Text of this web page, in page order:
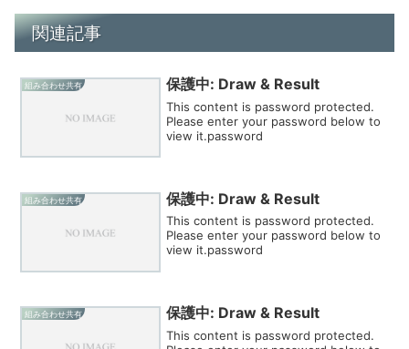
関連記事
組み合わせ共有 保護中: Draw & Result
This content is password protected.
Please enter your password below to
view it.password
組み合わせ共有 保護中: Draw & Result
This content is password protected.
Please enter your password below to
view it.password
組み合わせ共有 保護中: Draw & Result
This content is password protected.